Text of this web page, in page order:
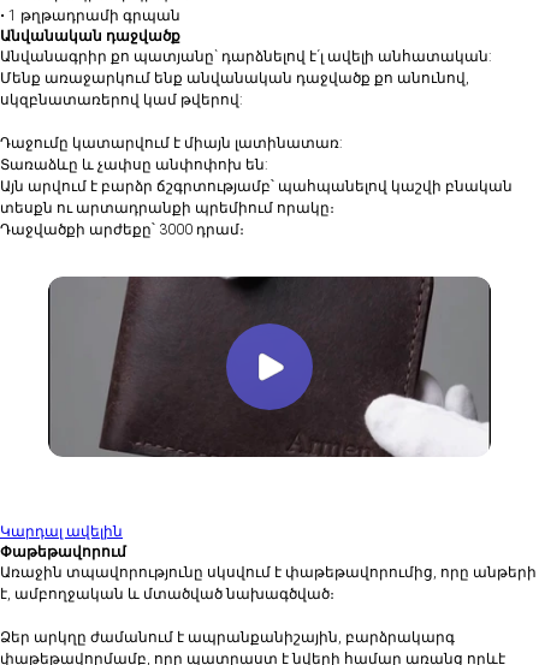
• ⁠1 թղթադրամի գրպան
Անվանական դաջվածք
Անվանագրիր քո պատյանը` դարձնելով է´լ ավելի անհատական:
Մենք առաջարկում ենք անվանական դաջվածք քո անունով,
սկզբնատառերով կամ թվերով:
Դաջումը կատարվում է միայն լատինատառ:
Տառաձևը և չափսը անփոփոխ են:
Այն արվում է բարձր ճշգրտությամբ՝ պահպանելով կաշվի բնական
տեսքն ու արտադրանքի պրեմիում որակը։
Դաջվածքի արժեքը՝ 3000 դրամ։
Կարդալ ավելին
Փաթեթավորում
Առաջին տպավորությունը սկսվում է փաթեթավորումից, որը անթերի
է, ամբողջական և մտածված նախագծված։
Ձեր արկղը ժամանում է ապրանքանիշային, բարձրակարգ
փաթեթավորմամբ, որը պատրաստ է նվերի համար առանց որևէ